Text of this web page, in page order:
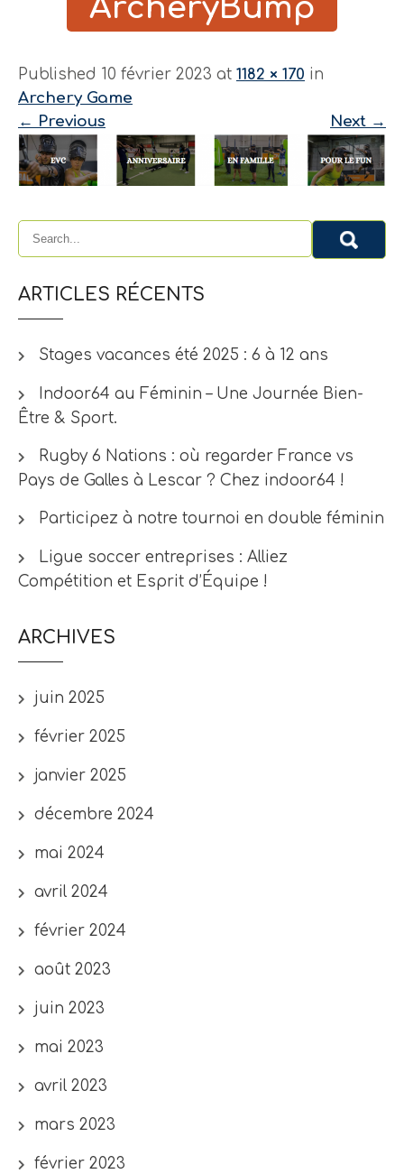
ArcheryBump
Published 10 février 2023 at 1182 × 170 in
Archery Game
← Previous Next →
ARTICLES RÉCENTS
Stages vacances été 2025 : 6 à 12 ans
Indoor64 au Féminin – Une Journée Bien-
Être & Sport.
Rugby 6 Nations : où regarder France vs
Pays de Galles à Lescar ? Chez indoor64 !
Participez à notre tournoi en double féminin
Ligue soccer entreprises : Alliez
Compétition et Esprit d’Équipe !
ARCHIVES
juin 2025
février 2025
janvier 2025
décembre 2024
mai 2024
avril 2024
février 2024
août 2023
juin 2023
mai 2023
avril 2023
mars 2023
février 2023